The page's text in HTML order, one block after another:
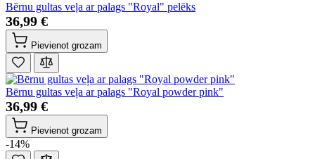
Bērnu gultas veļa ar palags "Royal" pelēks
36,99 €
Pievienot grozam
Bērnu gultas veļa ar palags "Royal powder pink"
36,99 €
Pievienot grozam
-14%